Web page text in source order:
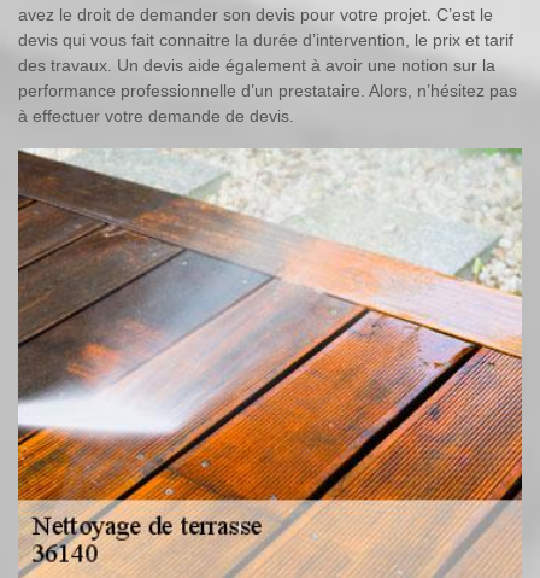
avez le droit de demander son devis pour votre projet. C’est le
devis qui vous fait connaitre la durée d’intervention, le prix et tarif
des travaux. Un devis aide également à avoir une notion sur la
performance professionnelle d’un prestataire. Alors, n’hésitez pas
à effectuer votre demande de devis.